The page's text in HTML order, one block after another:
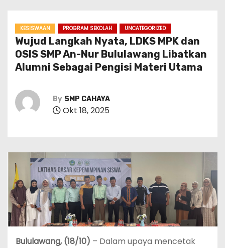
KESISWAAN PROGRAM SEKOLAH UNCATEGORIZED
Wujud Langkah Nyata, LDKS MPK dan
OSIS SMP An-Nur Bululawang Libatkan
Alumni Sebagai Pengisi Materi Utama
By SMP CAHAYA
Okt 18, 2025
Bululawang, (18/10) – Dalam upaya mencetak